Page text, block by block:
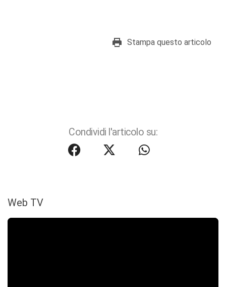
Stampa questo articolo
Condividi l'articolo su:
Web TV